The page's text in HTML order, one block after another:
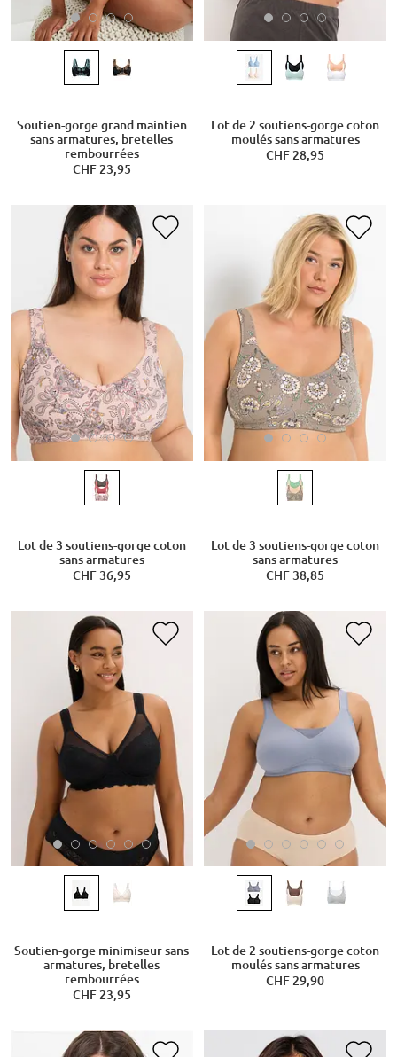
Soutien-gorge grand maintien
sans armatures, bretelles
rembourrées
CHF 23,95
Lot de 2 soutiens-gorge coton
moulés sans armatures
CHF 28,95
Lot de 3 soutiens-gorge coton
sans armatures
CHF 36,95
Lot de 3 soutiens-gorge coton
sans armatures
CHF 38,85
Soutien-gorge minimiseur sans
armatures, bretelles
rembourrées
CHF 23,95
Lot de 2 soutiens-gorge coton
moulés sans armatures
CHF 29,90